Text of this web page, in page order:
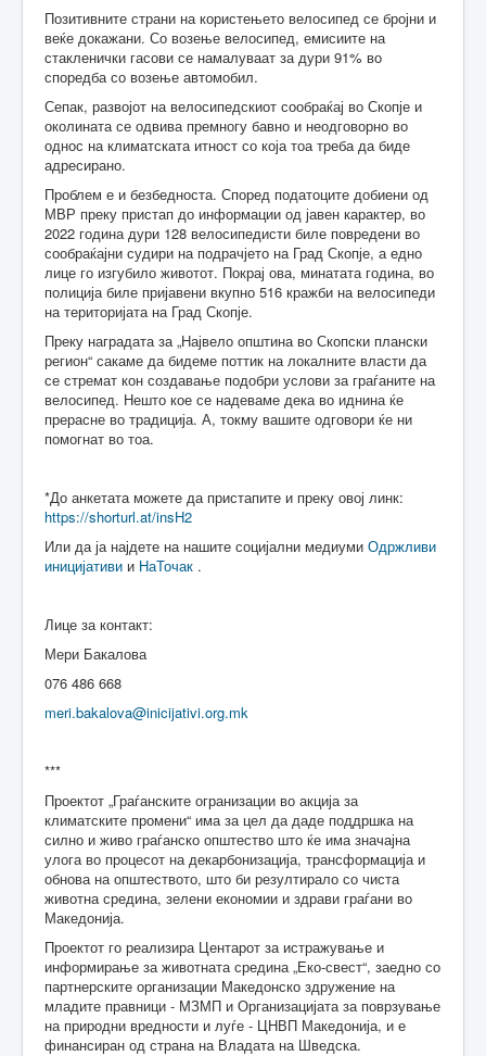
Позитивните страни на користењето велосипед се бројни и
веќе докажани. Со возење велосипед, емисиите на
стакленички гасови се намалуваат за дури 91% во
споредба со возење автомобил.
Сепак, развојот на велосипедскиот сообраќај во Скопје и
околината се одвива премногу бавно и неодговорно во
однос на климатската итност со која тоа треба да биде
адресирано.
Проблем е и безбедноста. Според податоците добиени од
МВР преку пристап до информации од јавен карактер, во
2022 година дури 128 велосипедисти биле повредени во
сообраќајни судири на подрачјето на Град Скопје, а едно
лице го изгубило животот. Покрај ова, минатата година, во
полиција биле пријавени вкупно 516 кражби на велосипеди
на територијата на Град Скопје.
Преку наградата за „Највело општина во Скопски плански
регион“ сакаме да бидеме поттик на локалните власти да
се стремат кон создавање подобри услови за граѓаните на
велосипед. Нешто кое се надеваме дека во иднина ќе
прерасне во традиција. А, токму вашите одговори ќе ни
помогнат во тоа.
*До анкетата можете да пристапите и преку овој линк:
https://shorturl.at/insH2
Или да ја најдете на нашите социјални медиуми Одржливи
иницијативи и НаТочак .
Лице за контакт:
Мери Бакалова
076 486 668
meri.bakalova@inicijativi.org.mk
***
Проектот „Граѓанските огранизации во акција за
климатските промени“ има за цел да даде поддршка на
силно и живо граѓанско општество што ќе има значајна
улога во процесот на декарбонизација, трансформација и
обнова на општеството, што би резултирало со чиста
животна средина, зелени економии и здрави граѓани во
Македонија.
Проектот го реализира Центарот за истражување и
информирање за животната средина „Еко-свест“, заедно со
партнерските организации Македонско здружение на
младите правници - МЗМП и Организацијата за поврзување
на природни вредности и луѓе - ЦНВП Македонија, и е
финансиран од страна на Владата на Шведска.